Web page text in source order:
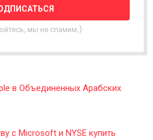
мы не спамим;)
в Объединенных Арабских
с Microsoft и NYSE купить